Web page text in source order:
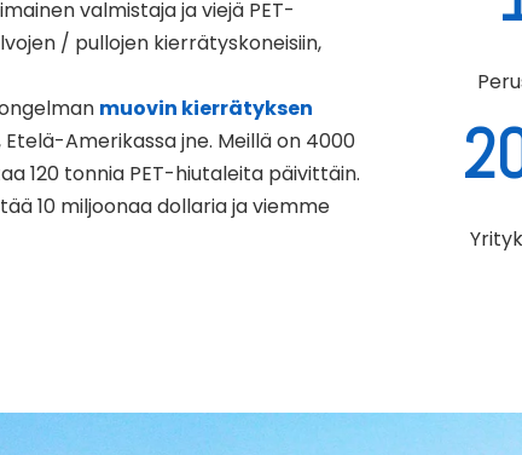
valmistaja ja viejä PET-
/ pullojen kierrätyskoneisiin,
muovin kierrätyksen
Etelä-Amerikassa jne. Meillä on 4000
120 tonnia PET-hiutaleita päivittäin.
10 miljoonaa dollaria ja viemme